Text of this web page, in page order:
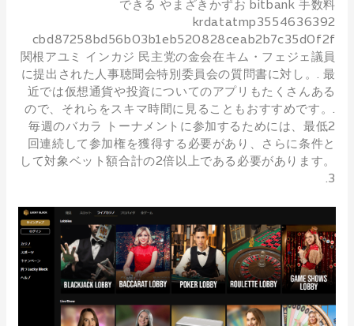
できる やまざきかずお bitbank 手数料
krdatatmp3554636392
cbd87258bd56b03b1eb520828ceab2b7c35d0f2f
関根アユミ インカジ 民主党の金会在キム・フェジェ議員
に提出された人事聴聞会特別委員会の質問書に対し。. 最
近では仮想通貨や投資についてのアプリもたくさんある
ので、それらをスキマ時間に見ることもおすすめです。.
毎週のバカラ トーナメントに参加するためには、最低2
回連続して参加権を獲得する必要があり、さらに条件と
して対象ベット額合計の2倍以上である必要があります。
3.